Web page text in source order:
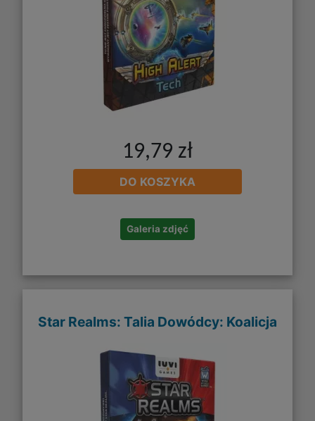
19,79 zł
DO KOSZYKA
Galeria zdjęć
Star Realms: Talia Dowódcy: Koalicja